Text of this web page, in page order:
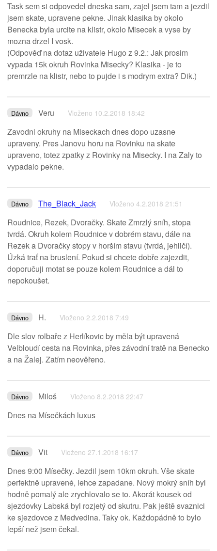
Task sem si odpovedel dneska sam, zajel jsem tam a jezdil
jsem skate, upravene pekne. Jinak klasika by okolo
Benecka byla urcite na klistr, okolo Misecek a vyse by
mozna drzel I vosk.
(Odpověď na dotaz uživatele Hugo z 9.2.: Jak prosim
vypada 15k okruh Rovinka Misecky? Klasika - je to
premrzle na klistr, nebo to pujde i s modrym extra? Dik.)
Dávno Veru Vloženo 10.2.2018 18:42
Zavodni okruhy na Miseckach dnes dopo uzasne
upraveny. Pres Janovu horu na Rovinku na skate
upraveno, totez zpatky z Rovinky na Misecky. I na Zaly to
vypadalo pekne.
Dávno The_Black_Jack Vloženo 4.2.2018 21:51
Roudnice, Rezek, Dvoračky. Skate Zmrzlý sníh, stopa
tvrdá. Okruh kolem Roudnice v dobrém stavu, dále na
Rezek a Dvoračky stopy v horším stavu (tvrdá, jehličí).
Úzká trať na bruslení. Pokud si chcete dobře zajezdit,
doporučuji motat se pouze kolem Roudnice a dál to
nepokoušet.
Dávno H. Vloženo 2.2.2018 7:49
Dle slov rolbaře z Herlíkovic by měla být upravená
Velbloudí cesta na Rovinka, přes závodní tratě na Benecko
a na Žalej. Zatím neověřeno.
Dávno Miloš Vloženo 8.2.2018 22:47
Dnes na Mísečkách luxus
Dávno Vit Vloženo 27.1.2018 16:17
Dnes 9:00 Mísečky. Jezdil jsem 10km okruh. Vše skate
perfektně upravené, lehce zapadane. Nový mokrý sníh byl
hodně pomalý ale zrychlovalo se to. Akorát kousek od
sjezdovky Labská byl rozjetý od skutru. Pak ještě svaznici
ke sjezdovce z Medvedina. Taky ok. Každopádně to bylo
lepší než jsem čekal.